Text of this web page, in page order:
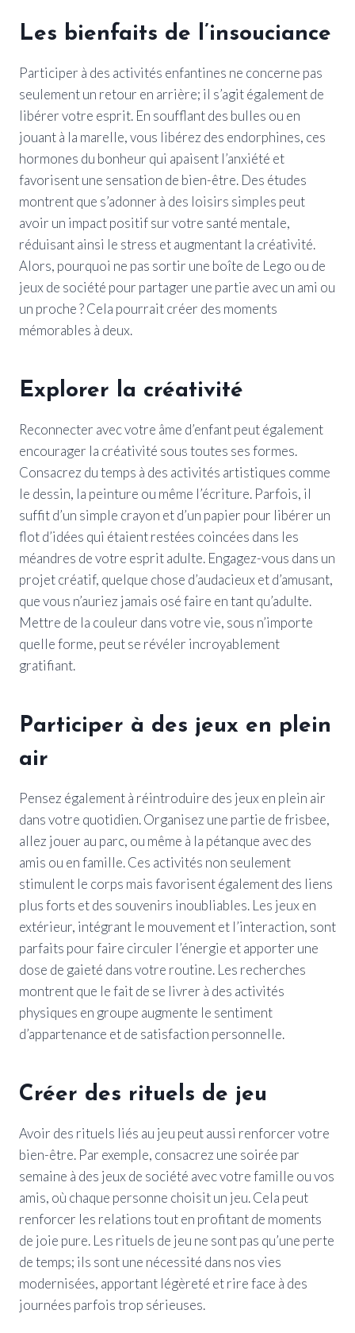
Les bienfaits de l’insouciance
Participer à des activités enfantines ne concerne pas
seulement un retour en arrière; il s’agit également de
libérer votre esprit. En soufflant des bulles ou en
jouant à la marelle, vous libérez des endorphines, ces
hormones du bonheur qui apaisent l’anxiété et
favorisent une sensation de bien-être. Des études
montrent que s’adonner à des loisirs simples peut
avoir un impact positif sur votre santé mentale,
réduisant ainsi le stress et augmentant la créativité.
Alors, pourquoi ne pas sortir une boîte de Lego ou de
jeux de société pour partager une partie avec un ami ou
un proche ? Cela pourrait créer des moments
mémorables à deux.
Explorer la créativité
Reconnecter avec votre âme d’enfant peut également
encourager la créativité sous toutes ses formes.
Consacrez du temps à des activités artistiques comme
le dessin, la peinture ou même l’écriture. Parfois, il
suffit d’un simple crayon et d’un papier pour libérer un
flot d’idées qui étaient restées coincées dans les
méandres de votre esprit adulte. Engagez-vous dans un
projet créatif, quelque chose d’audacieux et d’amusant,
que vous n’auriez jamais osé faire en tant qu’adulte.
Mettre de la couleur dans votre vie, sous n’importe
quelle forme, peut se révéler incroyablement
gratifiant.
Participer à des jeux en plein
air
Pensez également à réintroduire des jeux en plein air
dans votre quotidien. Organisez une partie de frisbee,
allez jouer au parc, ou même à la pétanque avec des
amis ou en famille. Ces activités non seulement
stimulent le corps mais favorisent également des liens
plus forts et des souvenirs inoubliables. Les jeux en
extérieur, intégrant le mouvement et l’interaction, sont
parfaits pour faire circuler l’énergie et apporter une
dose de gaieté dans votre routine. Les recherches
montrent que le fait de se livrer à des activités
physiques en groupe augmente le sentiment
d’appartenance et de satisfaction personnelle.
Créer des rituels de jeu
Avoir des rituels liés au jeu peut aussi renforcer votre
bien-être. Par exemple, consacrez une soirée par
semaine à des jeux de société avec votre famille ou vos
amis, où chaque personne choisit un jeu. Cela peut
renforcer les relations tout en profitant de moments
de joie pure. Les rituels de jeu ne sont pas qu’une perte
de temps; ils sont une nécessité dans nos vies
modernisées, apportant légèreté et rire face à des
journées parfois trop sérieuses.